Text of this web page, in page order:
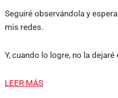
Seguiré observándola y
mis redes.
Y, cuando lo logre, no la dejaré
LEER MÁS